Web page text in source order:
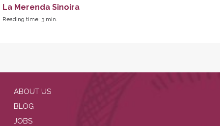
La Merenda Sinoira
Reading time: 3 min.
ABOUT US
BLOG
JOBS